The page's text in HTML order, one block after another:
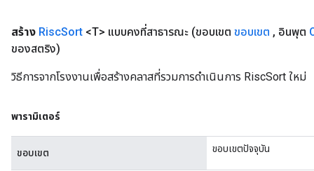
สร้าง RiscSort <T> แบบคงที่สาธารณะ (ขอบเขต ขอบเขต , อินพุต
ของสตริง)
วิธีการจากโรงงานเพื่อสร้างคลาสที่รวมการดำเนินการ RiscSort ใหม่
พารามิเตอร์
ขอบเขต ขอบเขตปัจจุบัน